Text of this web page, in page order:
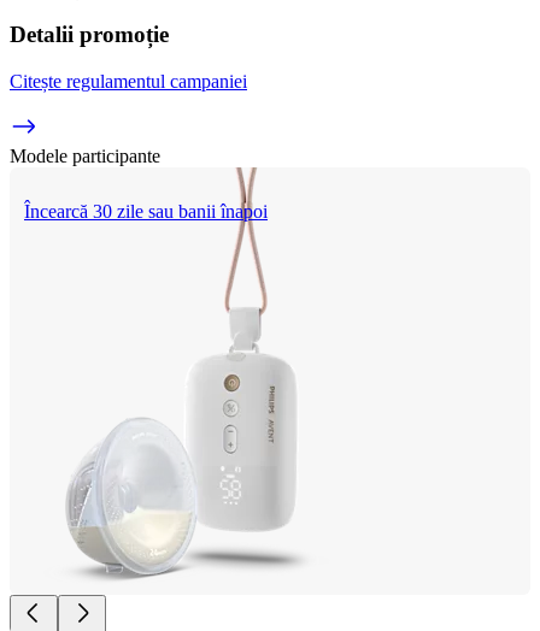
Detalii promoție
Citește regulamentul campaniei
Modele participante
Încearcă 30 zile sau banii înapoi